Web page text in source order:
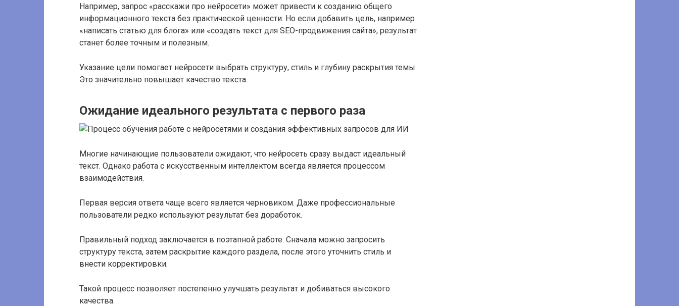
Например, запрос «расскажи про нейросети» может привести к созданию общего
информационного текста без практической ценности. Но если добавить цель, например
«написать статью для блога» или «создать текст для SEO-продвижения сайта», результат
станет более точным и полезным.
Указание цели помогает нейросети выбрать структуру, стиль и глубину раскрытия темы.
Это значительно повышает качество текста.
Ожидание идеального результата с первого раза
Многие начинающие пользователи ожидают, что нейросеть сразу выдаст идеальный
текст. Однако работа с искусственным интеллектом всегда является процессом
взаимодействия.
Первая версия ответа чаще всего является черновиком. Даже профессиональные
пользователи редко используют результат без доработок.
Правильный подход заключается в поэтапной работе. Сначала можно запросить
структуру текста, затем раскрытие каждого раздела, после этого уточнить стиль и
внести корректировки.
Такой процесс позволяет постепенно улучшать результат и добиваться высокого
качества.